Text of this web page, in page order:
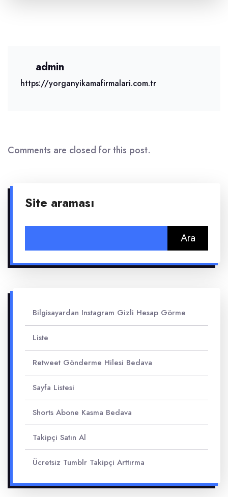
admin
https://yorganyikamafirmalari.com.tr
Comments are closed for this post.
Site araması
Bilgisayardan Instagram Gizli Hesap Görme
Liste
Retweet Gönderme Hilesi Bedava
Sayfa Listesi
Shorts Abone Kasma Bedava
Takipçi Satın Al
Ücretsiz Tumblr Takipçi Arttırma